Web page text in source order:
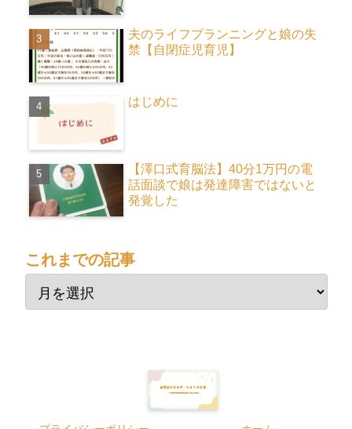
夫のライフプランニングと娘の失
禁【自閉症児育児】
はじめに
【澤口式育脳法】40分1万円の電
話面談で娘は発達障害ではないと
発覚した
これまでの記事